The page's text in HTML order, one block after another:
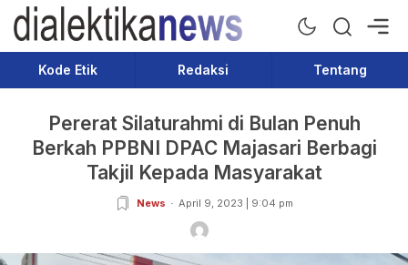
Dialektika News
Terkini dan Populer
Kode Etik Redaksi Tentang
Pererat Silaturahmi di Bulan Penuh
Berkah PPBNI DPAC Majasari Berbagi
Takjil Kepada Masyarakat
News April 9, 2023 | 9:04 pm